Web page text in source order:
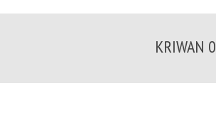
KRIWAN